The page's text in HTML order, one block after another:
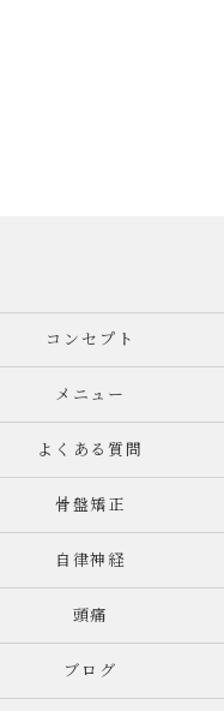
コンセプト
メニュー
よくある質問
骨盤矯正
自律神経
頭痛
ブログ